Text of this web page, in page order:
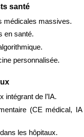
santé
médicales massives.
en santé.
personnalisée.
intégrant de l’IA.
(CE médical, IA
les hôpitaux.